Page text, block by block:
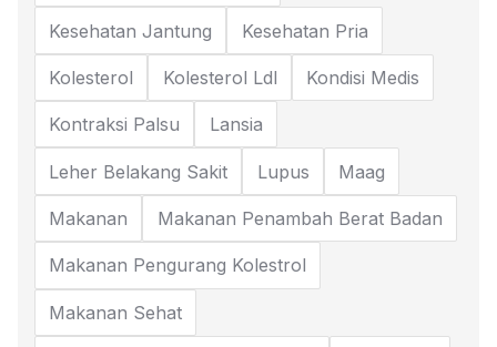
Kesehatan Jantung Kesehatan Pria
Kolesterol Kolesterol Ldl Kondisi Medis
Kontraksi Palsu Lansia
Leher Belakang Sakit Lupus Maag
Makanan Makanan Penambah Berat Badan
Makanan Pengurang Kolestrol
Makanan Sehat